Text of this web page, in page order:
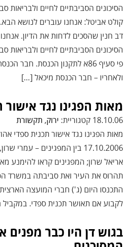
הסיכונים הסביבתיים לחיים ולבריאות
קולט אביטל: אנחנו עוברים לנושא
דב חנין שהסכים לדחות את הדיון. אנחנו
הסיכונים הסביבתיים לחיים ולבריאות
פי סעיף 86א לתקנון הכנסת. חבר
ולאחריו – חבר הכנסת מיכאל […]
מאות הפגינו נגד אישור
18.10.06 קטגוריית: ירוק, תקשורת
מאות הפגינו נגד אישור תכנית ספדי
17.10.2006 בין המפגינים –
אריאל שרון; המפגינים קראו להימנע
תהרוס את העיר ואת סביבתה במשרד
התכנסו היום (ג') חברי המועצה
לקבוע אם תאושר תכנית ספדי.
בגוש דן היו כבר